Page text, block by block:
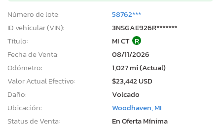
Número de lote:
58762***
ID vehicular (VIN):
3NSGAE926R*******
Título:
MI CT R
Fecha de Venta:
08/11/2026
Odómetro:
1,027 mi (Actual)
Valor Actual Efectivo:
$23,442 USD
Daño:
Volcado
Ubicación:
Woodhaven, MI
Status de Venta:
En Oferta Mínima